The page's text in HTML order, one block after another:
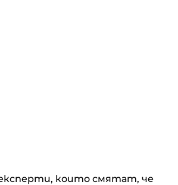
които смятат, че